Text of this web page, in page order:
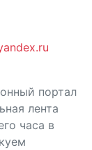
портал
лента
часа в